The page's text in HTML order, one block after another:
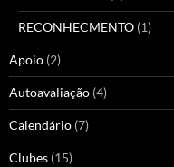
RECONHECMENTO (1)
Apoio (2)
Autoavaliação (4)
Calendário (7)
Clubes (15)